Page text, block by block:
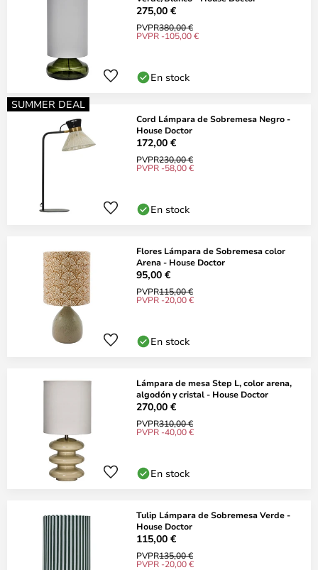
275,00 €
PVPR380,00 €
PVPR -105,00 €
En stock
SUMMER DEAL
Cord Lámpara de Sobremesa Negro -
House Doctor
172,00 €
PVPR230,00 €
PVPR -58,00 €
En stock
Flores Lámpara de Sobremesa color
Arena - House Doctor
95,00 €
PVPR115,00 €
PVPR -20,00 €
En stock
Lámpara de mesa Step L, color arena,
algodón y cristal - House Doctor
270,00 €
PVPR310,00 €
PVPR -40,00 €
En stock
Tulip Lámpara de Sobremesa Verde -
House Doctor
115,00 €
PVPR135,00 €
PVPR -20,00 €